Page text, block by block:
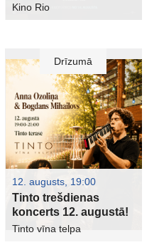
Kino Rio
Drīzumā
12. augusts, 19:00
Tinto trešdienas
koncerts 12. augustā!
Tinto vīna telpa